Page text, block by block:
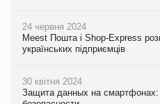
24 червня 2024
Meest Пошта і Shop-Express
українських підприємців
30 квітня 2024
Защита данных на